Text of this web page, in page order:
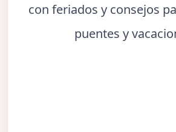
con feriados y consejos
puentes y